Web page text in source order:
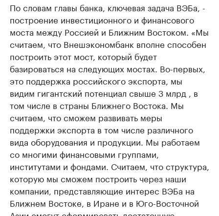
По словам главы банка, ключевая задача ВЭБа, -
построение инвестиционного и финансового
моста между Россией и Ближним Востоком. «Мы
считаем, что Внешэкономбанк вполне способен
построить этот мост, который будет
базироваться на следующих мостах. Во-первых,
это поддержка российского экспорта, мы
видим гигантский потенциал свыше 3 млрд , в
том числе в страны Ближнего Востока. Мы
считаем, что сможем развивать меры
поддержки экспорта в том числе различного
вида оборудования и продукции. Мы работаем
со многими финансовыми группами,
институтами и фондами. Считаем, что структура,
которую мы сможем построить через наши
компании, представляющие интерес ВЭБа на
Ближнем Востоке, в Иране и в Юго-Восточной